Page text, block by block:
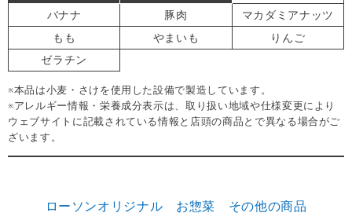
バナナ
豚肉
マカダミアナッツ
もも
やまいも
りんご
ゼラチン
※本品は小麦・さけを使用した設備で製造しています。
※アレルギー情報・栄養成分表示は、取り扱い地域や仕様変更により
ウェブサイトに記載されている情報と店頭の商品とで異なる場合がご
ざいます。
ローソンオリジナル お惣菜 その他の商品